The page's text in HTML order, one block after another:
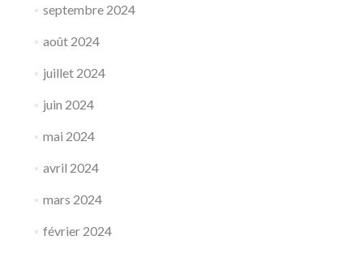
septembre 2024
août 2024
juillet 2024
juin 2024
mai 2024
avril 2024
mars 2024
février 2024